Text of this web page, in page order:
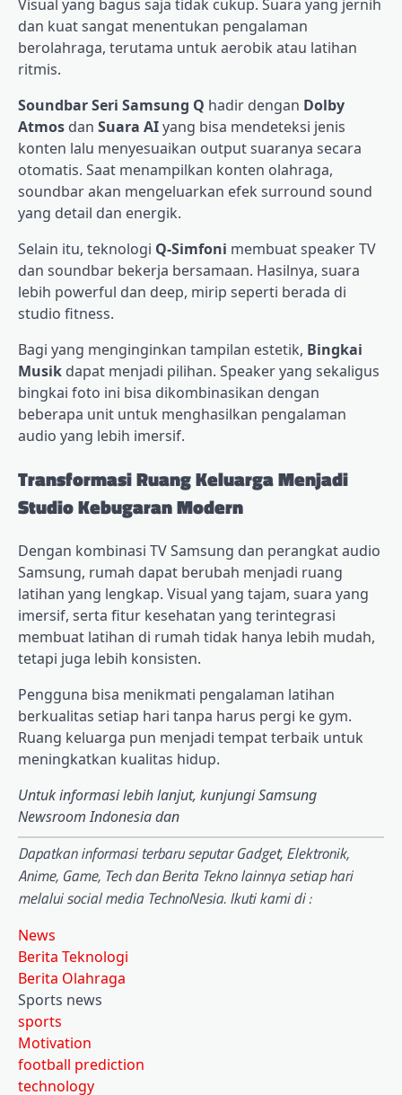
Visual yang bagus saja tidak cukup. Suara yang jernih
dan kuat sangat menentukan pengalaman
berolahraga, terutama untuk aerobik atau latihan
ritmis.
Soundbar Seri Samsung Q hadir dengan Dolby
Atmos dan Suara AIyang bisa mendeteksi jenis
konten lalu menyesuaikan output suaranya secara
otomatis. Saat menampilkan konten olahraga,
soundbar akan mengeluarkan efek surround sound
yang detail dan energik.
Selain itu, teknologi Q-Simfoni membuat speaker TV
dan soundbar bekerja bersamaan. Hasilnya, suara
lebih powerful dan deep, mirip seperti berada di
studio fitness.
Bagi yang menginginkan tampilan estetik, Bingkai
Musik dapat menjadi pilihan. Speaker yang sekaligus
bingkai foto ini bisa dikombinasikan dengan
beberapa unit untuk menghasilkan pengalaman
audio yang lebih imersif.
Transformasi Ruang Keluarga Menjadi
Studio Kebugaran Modern
Dengan kombinasi TV Samsung dan perangkat audio
Samsung, rumah dapat berubah menjadi ruang
latihan yang lengkap. Visual yang tajam, suara yang
imersif, serta fitur kesehatan yang terintegrasi
membuat latihan di rumah tidak hanya lebih mudah,
tetapi juga lebih konsisten.
Pengguna bisa menikmati pengalaman latihan
berkualitas setiap hari tanpa harus pergi ke gym.
Ruang keluarga pun menjadi tempat terbaik untuk
meningkatkan kualitas hidup.
Untuk informasi lebih lanjut, kunjungi Samsung
Newsroom Indonesia dan
Dapatkan informasi terbaru seputar Gadget, Elektronik,
Anime, Game, Tech dan Berita Tekno lainnya setiap hari
melalui social media TechnoNesia. Ikuti kami di :
News
Berita Teknologi
Berita Olahraga
Sports news
sports
Motivation
football prediction
technology